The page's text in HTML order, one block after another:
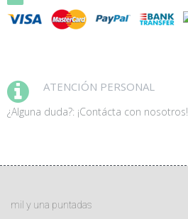
ATENCIÓN PERSONAL
¿Alguna duda?: ¡Contácta con nosotros!
mil y una puntadas